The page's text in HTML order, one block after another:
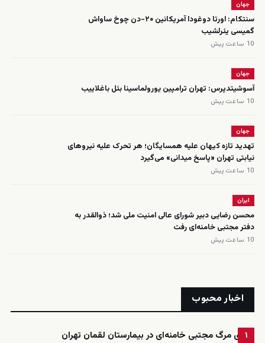
جهان
سنتکام: اورتا دوغودا آمریکانین ۲۰-دن چوخ ساواش
گمیسی یئرلشیب
10 ساعت پیش
جهان
آسوشیتدپرس: تهران ترامپین یورولماسینا بئل باغلاییب
10 ساعت پیش
جهان
تهدید تازه کیهان علیه همسایگان؛ هر تحرک علیه نیروهای
نیابتی تهران «پاسخ میدانی» می‌گیرد
10 ساعت پیش
ایران
محسن رضایی دبیر شورای عالی امنیت ملی شد؛ ذوالقدر به
دفتر مجتبی خامنه‌ای رفت
10 ساعت پیش
اخبار محبوب
۱
ادعای مرگ مجتبی خامنه‌ای در بیمارستان لقمان تهران